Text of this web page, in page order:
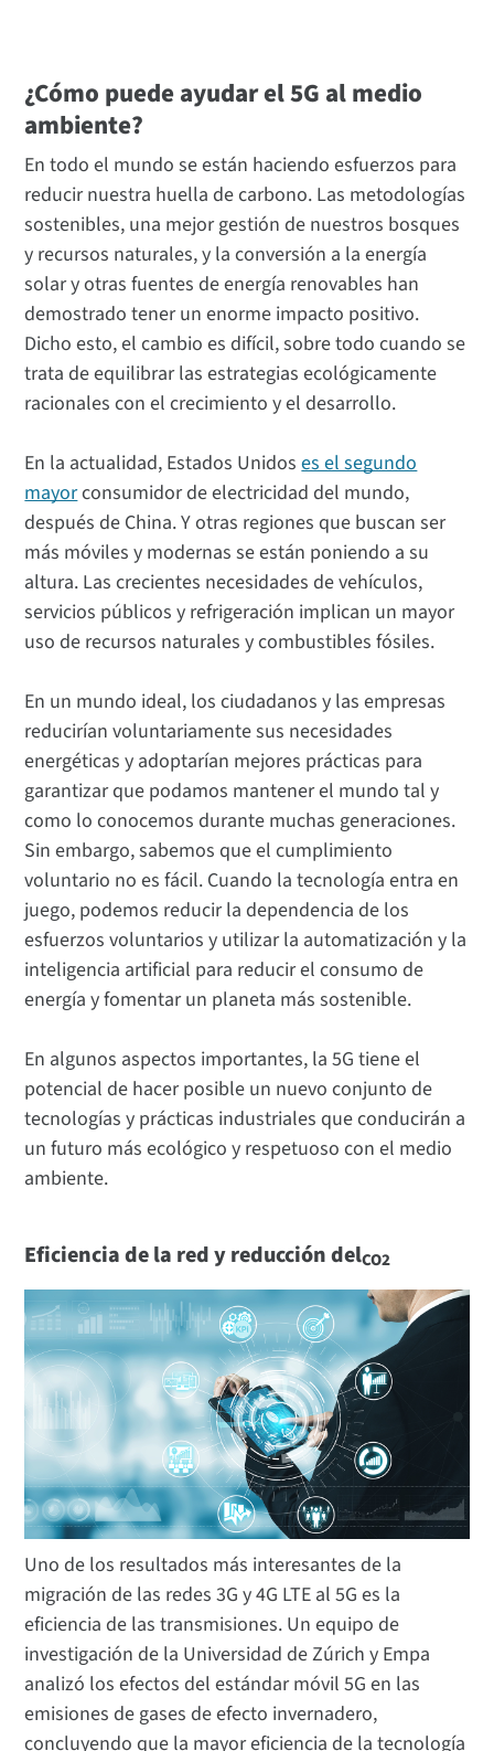
¿Cómo puede ayudar el 5G al medio
ambiente?
En todo el mundo se están haciendo esfuerzos para
reducir nuestra huella de carbono. Las metodologías
sostenibles, una mejor gestión de nuestros bosques
y recursos naturales, y la conversión a la energía
solar y otras fuentes de energía renovables han
demostrado tener un enorme impacto positivo.
Dicho esto, el cambio es difícil, sobre todo cuando se
trata de equilibrar las estrategias ecológicamente
racionales con el crecimiento y el desarrollo.
En la actualidad, Estados Unidoses el segundo
mayorconsumidor de electricidad del mundo,
después de China. Y otras regiones que buscan ser
más móviles y modernas se están poniendo a su
altura. Las crecientes necesidades de vehículos,
servicios públicos y refrigeración implican un mayor
uso de recursos naturales y combustibles fósiles.
En un mundo ideal, los ciudadanos y las empresas
reducirían voluntariamente sus necesidades
energéticas y adoptarían mejores prácticas para
garantizar que podamos mantener el mundo tal y
como lo conocemos durante muchas generaciones.
Sin embargo, sabemos que el cumplimiento
voluntario no es fácil. Cuando la tecnología entra en
juego, podemos reducir la dependencia de los
esfuerzos voluntarios y utilizar la automatización y la
inteligencia artificial para reducir el consumo de
energía y fomentar un planeta más sostenible.
En algunos aspectos importantes, la 5G tiene el
potencial de hacer posible un nuevo conjunto de
tecnologías y prácticas industriales que conducirán a
un futuro más ecológico y respetuoso con el medio
ambiente.
Eficiencia de la red y reducción delCO2
Uno de los resultados más interesantes de la
migración de las redes 3G y 4G LTE al 5G es la
eficiencia de las transmisiones. Un equipo de
investigación de la Universidad de Zúrich y Empa
analizó los efectos del estándar móvil 5G en las
emisiones de gases de efecto invernadero,
concluyendo que la mayor eficiencia de la tecnología